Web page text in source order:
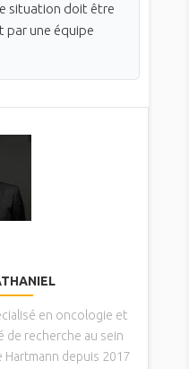
situation doit être
par une équipe
en oncologie et
de recherche au sein
Hartmann depuis 2017